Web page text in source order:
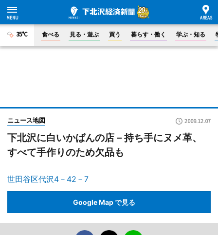
35°C 食べる 見る・遊ぶ 買う 暮らす・働く 学ぶ・知る
ニュース地図 2009.12.07
下北沢に白いかばんの店－持ち手にヌメ革、
すべて手作りのため欠品も
世田谷区代沢4－42－7
Google Map で見る